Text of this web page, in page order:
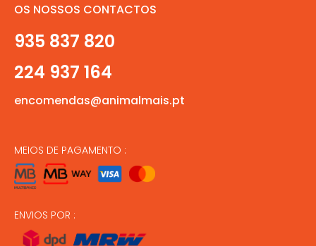
OS NOSSOS CONTACTOS
935 837 820
224 937 164
encomendas@animalmais.pt
MEIOS DE PAGAMENTO :
ENVIOS POR :